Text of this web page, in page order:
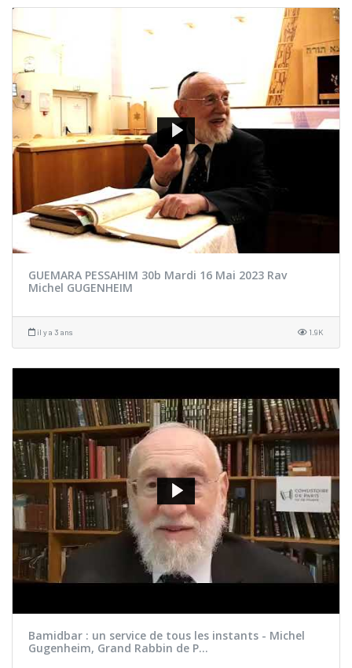
GUEMARA PESSAHIM 30b Mardi 16 Mai 2023 Rav
Michel GUGENHEIM
il y a 3 ans 1.9K
Bamidbar : un service de tous les instants - Michel
Gugenheim, Grand Rabbin de P...